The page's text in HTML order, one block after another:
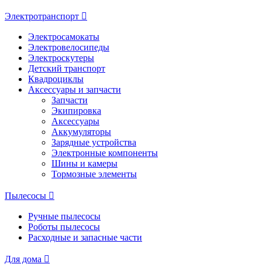
Электротранспорт
Электросамокаты
Электровелосипеды
Электроскутеры
Детский транспорт
Квадроциклы
Аксессуары и запчасти
Запчасти
Экипировка
Аксессуары
Аккумуляторы
Зарядные устройства
Электронные компоненты
Шины и камеры
Тормозные элементы
Пылесосы
Ручные пылесосы
Роботы пылесосы
Расходные и запасные части
Для дома